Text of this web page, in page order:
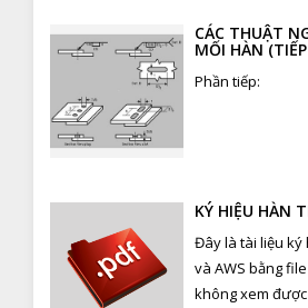
CÁC THUẬT
MỐI HÀN
Phần tiếp:
KÝ HIỆU HÀN
Đây là tài liệu ký
và AWS bằng
không xem